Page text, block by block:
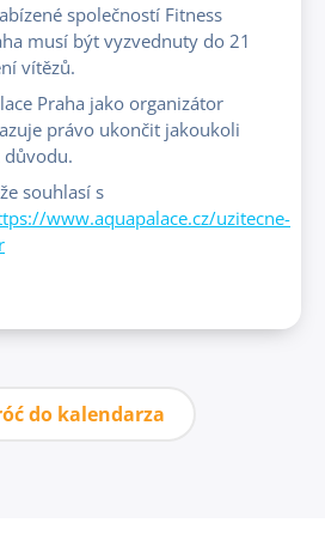
společností Fitness
musí být vyzvednuty do 21
vítězů.
Praha jako organizátor
právo ukončit jakoukoli
důvodu.
souhlasí s
www.aquapalace.cz/uzitecne-
do kalendarza